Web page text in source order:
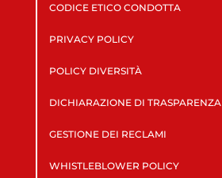
CODICE ETICO CONDOTTA
PRIVACY POLICY
POLICY DIVERSITÀ
DICHIARAZIONE DI TRASPARENZA
GESTIONE DEI RECLAMI
WHISTLEBLOWER POLICY